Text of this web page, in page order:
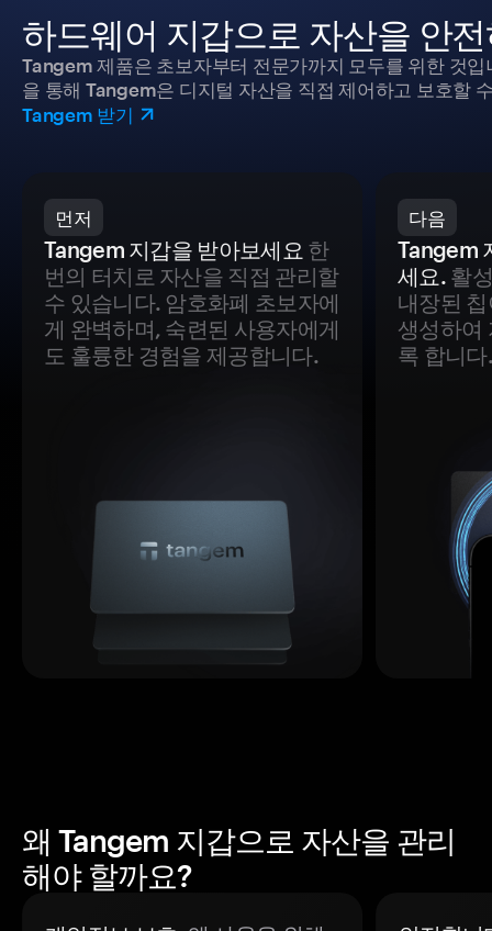
하드웨어 지갑으로 자산을 안
Tangem 제품은 초보자부터 전문가까지 모두를 위한 것
을 통해 Tangem은 디지털 자산을 직접 제어하고 보호할
Tangem 받기
먼저
Tangem 지갑을 받아보세요 한
번의 터치로 자산을 직접 관리할
수 있습니다. 암호화폐 초보자에
게 완벽하며, 숙련된 사용자에게
도 훌륭한 경험을 제공합니다.
다음
Tangem
세요.활
내장된
생성하여
록 합니다.
왜 Tangem 지갑으로 자산을 관리
해야 할까요?